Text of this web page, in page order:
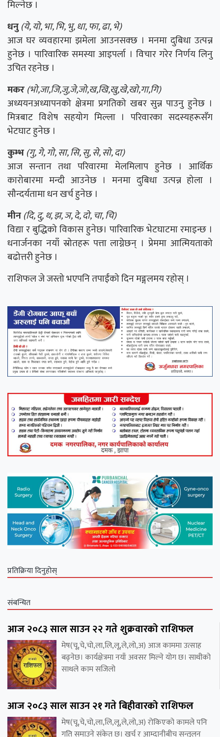
मिल्नेछ ।
धनु(ये, यो, भा, भि, भु, धा, फा, ढा, भे)
आज घर व्यवहारमा झमेला आउनसक्छ । मनमा दुबिधा उत्पन्न
हुनेछ । पारिवारिक समस्या आइपर्ला । विचार गरेर निर्णय लिनु
उचित रहनेछ ।
मकर(भो,जा,जि,जु,जे,जो,ख,खि,खु,खे,खो,गा,गि)
अध्ययनअध्यापनको क्षेत्रमा प्रगतिको खबर सुन्न पाउनु हुनेछ ।
मित्रबाट विशेष सहयोग मिल्ला । परिवारका सदस्यहरूसँग
भेटघाट हुनेछ ।
कुम्भ(गु, गे, गो, सा, सि, सु, से, सो, दा)
आज सन्तान तथा परिवारमा मेलमिलाप हुनेछ । आर्थिक
कारोबारमा मन्दी आउनेछ । मनमा दुबिधा उत्पन्न होला ।
सौन्दर्यतामा धन खर्च हुनेछ ।
मीन(दि, दु, थ, झ, ञ, दे, दो, चा, चि)
विद्या र बुद्धिको विकास हुनेछ। पारिवारिक भेटघाटमा रमाइन्छ ।
धनार्जनका नयाँ स्रोतहरू पत्ता लाग्नेछन् । प्रेममा आत्मियताको
बढोत्तरी हुनेछ ।
राशिफल जे जस्तो भएपनि तपाईंको दिन मङ्गलमय रहोस् ।
प्रतिक्रिया दिनुहोस्
संबन्धित
आज २०८३ साल साउन २२ गते शुक्रवारको राशिफल
मेष(चू,चे,चो,ला,लि,लू,ले,लो,अ) आज काममा उत्साह
बढ्नेछ। कार्यक्षेत्रमा नयाँ अवसर मिल्ने योग छ। साथीको
साथले काम सजिलो
आज २०८३ साल साउन २१ गते बिहीवारको राशिफल
मेष(चू,चे,चो,ला,लि,लू,ले,लो,अ) रोकिएको कामले पनि